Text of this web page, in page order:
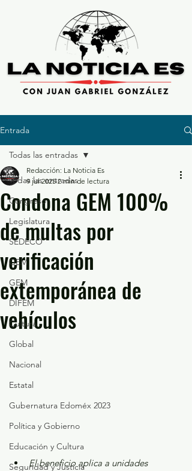
Entrada
Todas las entradas
Congreso
Legislatura
SEDECO
GEM
GEM
DIFEM
Cultura
Global
Nacional
Estatal
Gubernatura Edoméx 2023
Política y Gobierno
Educación y Cultura
Seguridad y Justicia
Todas las entradas
Condona GEM 100%
de multas por
verificación
extemporánea de
vehículos
Redacción: La Noticia Es
9 jul 2025 2 min de lectura
El beneficio aplica a unidades